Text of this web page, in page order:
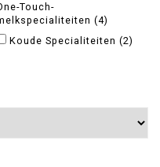
Touch-
(4)
Koude Specialiteiten (2)